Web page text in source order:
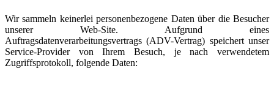
Wir sammeln keinerlei personenbezogene Daten über die Besucher
unserer Web-Site. Aufgrund eines
Auftragsdatenverarbeitungsvertrags (ADV-Vertrag) speichert unser
Service-Provider von Ihrem Besuch, je nach verwendetem
Zugriffsprotokoll, folgende Daten: